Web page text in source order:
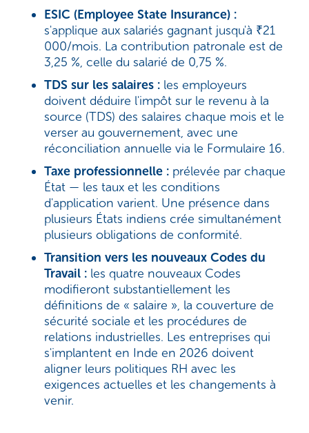
ESIC (Employee State Insurance) :
s'applique aux salariés gagnant jusqu'à ₹21
000/mois. La contribution patronale est de
3,25 %, celle du salarié de 0,75 %.
TDS sur les salaires :les employeurs
doivent déduire l'impôt sur le revenu à la
source (TDS) des salaires chaque mois et le
verser au gouvernement, avec une
réconciliation annuelle via le Formulaire 16.
Taxe professionnelle :prélevée par chaque
État — les taux et les conditions
d'application varient. Une présence dans
plusieurs États indiens crée simultanément
plusieurs obligations de conformité.
Transition vers les nouveaux Codes du
Travail :les quatre nouveaux Codes
modifieront substantiellement les
définitions de « salaire », la couverture de
sécurité sociale et les procédures de
relations industrielles. Les entreprises qui
s'implantent en Inde en 2026 doivent
aligner leurs politiques RH avec les
exigences actuelles et les changements à
venir.